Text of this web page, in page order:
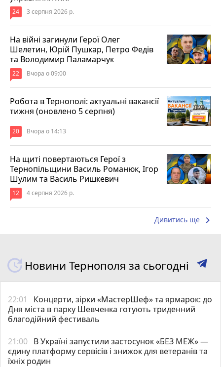
24 3 серпня 2026 р.
На війні загинули Герої Олег
Шелетин, Юрій Пушкар, Петро Федів
та Володимир Паламарчук
22 Вчора о 09:00
Робота в Тернополі: актуальні вакансії
тижня (оновлено 5 серпня)
20 Вчора о 14:13
На щиті повертаються Герої з
Тернопільщини Василь Романюк, Ігор
Шулим та Василь Ришкевич
12 4 серпня 2026 р.
Дивитись ще keyboard_arrow_right
Новини Тернополя за сьогодні
22:01
Концерти, зірки «МастерШеф» та ярмарок: до
Дня міста в парку Шевченка готують триденний
благодійний фестиваль
21:00 В Україні запустили застосунок «БЕЗ МЕЖ» —
єдину платформу сервісів і знижок для ветеранів та
їхніх родин